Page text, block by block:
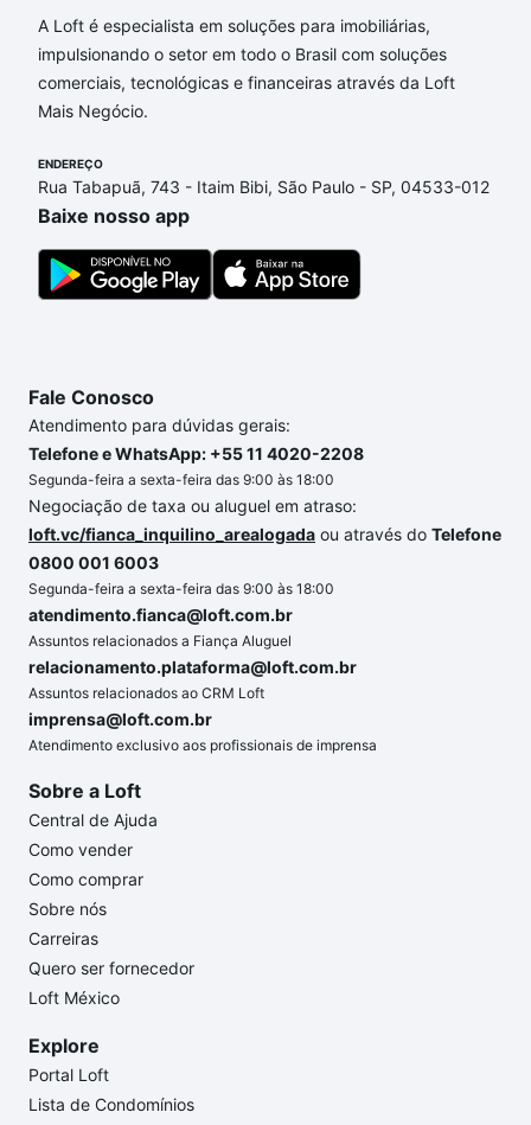
Aqui na Loft temos a oferta ideal para você, com
Imóveis com 3 vagas à venda em Jardim Eliana,
Sorocaba, SP que custam a partir de R$ 0 e com
nossas opções de financiamento imobiliário as
ainda tem alguma dúvida dos custos envolvidos no
processo de compra, veja em nosso portal quanto
custa comprar um apartamento
gente para comprar o imóvel dos seus sonhos com
segurança e conforto. Loft, com você até as
A Loft é especialista em soluções para imobiliárias,
impulsionando o setor em todo o Brasil com soluções
comerciais, tecnológicas e financeiras através da Loft
Mais Negócio.
ENDEREÇO
Rua Tabapuã, 743 - Itaim Bibi, São Paulo - SP, 04533-012
Baixe nosso app
Fale Conosco
Atendimento para dúvidas gerais:
Telefone e WhatsApp: +55 11 4020-2208
Segunda-feira a sexta-feira das 9:00 às 18:00
Negociação de taxa ou aluguel em atraso:
loft.vc/fianca_inquilino_arealogada ou através do Telefone
0800 001 6003
Segunda-feira a sexta-feira das 9:00 às 18:00
atendimento.fianca@loft.com.br
Assuntos relacionados a Fiança Aluguel
relacionamento.plataforma@loft.com.br
Assuntos relacionados ao CRM Loft
imprensa@loft.com.br
Atendimento exclusivo aos profissionais de imprensa
Sobre a Loft
Central de Ajuda
Como vender
Como comprar
Sobre nós
Carreiras
Quero ser fornecedor
Loft México
Explore
Portal Loft
Lista de Condomínios